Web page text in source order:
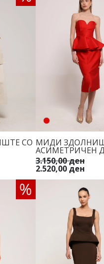
СО МИДИ
АСИМЕТРИЧЕН
3.150,00 ден
2.520,00 ден